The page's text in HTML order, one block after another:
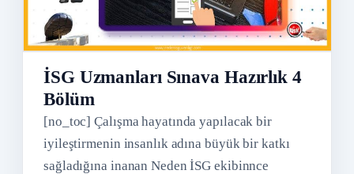
İSG Uzmanları Sınava Hazırlık 4
Bölüm
[no_toc] Çalışma hayatında yapılacak bir
iyileştirmenin insanlık adına büyük bir katkı
sağladığına inanan Neden İSG ekibinnce